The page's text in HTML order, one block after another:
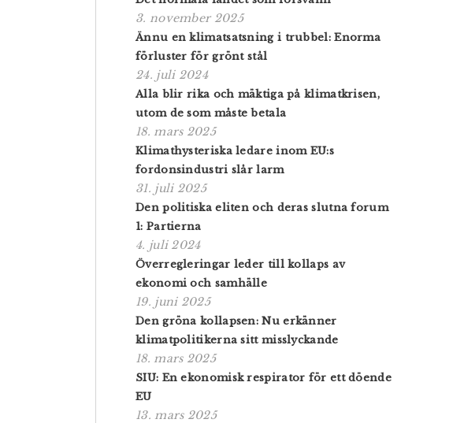
3. november 2025
Ännu en klimatsatsning i trubbel: Enorma
förluster för grönt stål
24. juli 2024
Alla blir rika och mäktiga på klimatkrisen,
utom de som måste betala
18. mars 2025
Klimathysteriska ledare inom EU:s
fordonsindustri slår larm
31. juli 2025
Den politiska eliten och deras slutna forum
1: Partierna
4. juli 2024
Överregleringar leder till kollaps av
ekonomi och samhälle
19. juni 2025
Den gröna kollapsen: Nu erkänner
klimatpolitikerna sitt misslyckande
18. mars 2025
SIU: En ekonomisk respirator för ett döende
EU
13. mars 2025